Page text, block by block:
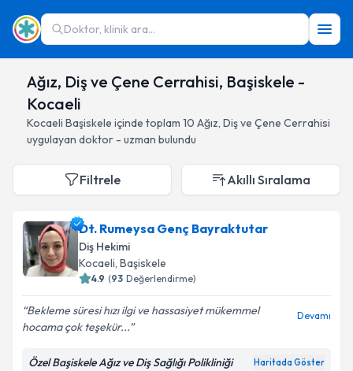
Doktor, klinik ara...
Ağız, Diş ve Çene Cerrahisi, Başiskele -
Kocaeli
Kocaeli Başiskele içinde toplam 10 Ağız, Diş ve Çene Cerrahisi
uygulayan doktor - uzman bulundu
Filtrele Akıllı Sıralama
Dt. Rumeysa Genç Bayraktutar
Diş Hekimi
Kocaeli, Başiskele
4.9 (93 Değerlendirme)
Bekleme süresi hızı ilgi ve hassasiyet mükemmel
hocama çok teşekür...
Devamı
Özel Başiskele Ağız ve Diş Sağlığı Polikliniği Haritada Göster